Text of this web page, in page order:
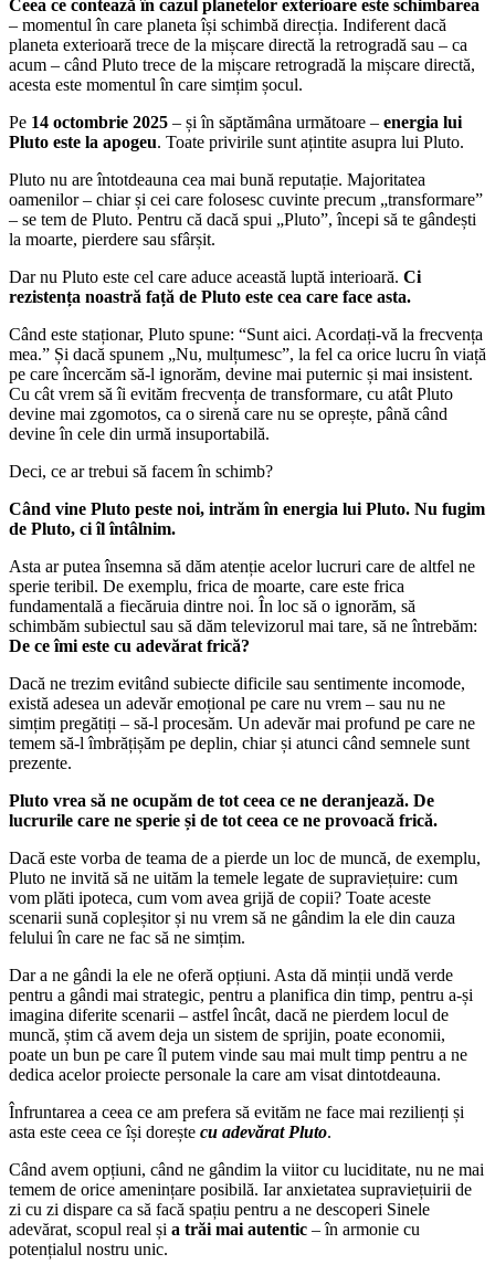
Ceea ce contează în cazul planetelor exterioare este schimbarea
– momentul în care planeta își schimbă direcția. Indiferent dacă
planeta exterioară trece de la mișcare directă la retrogradă sau – ca
acum – când Pluto trece de la mișcare retrogradă la mișcare directă,
acesta este momentul în care simțim șocul.
Pe 14 octombrie 2025 – și în săptămâna următoare – energia lui
Pluto este la apogeu. Toate privirile sunt ațintite asupra lui Pluto.
Pluto nu are întotdeauna cea mai bună reputație. Majoritatea
oamenilor – chiar și cei care folosesc cuvinte precum „transformare”
– se tem de Pluto. Pentru că dacă spui „Pluto”, începi să te gândești
la moarte, pierdere sau sfârșit.
Dar nu Pluto este cel care aduce această luptă interioară. Ci
rezistența noastră față de Pluto este cea care face asta.
Când este staționar, Pluto spune: “Sunt aici. Acordați-vă la frecvența
mea.” Și dacă spunem „Nu, mulțumesc”, la fel ca orice lucru în viață
pe care încercăm să-l ignorăm, devine mai puternic și mai insistent.
Cu cât vrem să îi evităm frecvența de transformare, cu atât Pluto
devine mai zgomotos, ca o sirenă care nu se oprește, până când
devine în cele din urmă insuportabilă.
Deci, ce ar trebui să facem în schimb?
Când vine Pluto peste noi, intrăm în energia lui Pluto. Nu fugim
de Pluto, ci îl întâlnim.
Asta ar putea însemna să dăm atenție acelor lucruri care de altfel ne
sperie teribil. De exemplu, frica de moarte, care este frica
fundamentală a fiecăruia dintre noi. În loc să o ignorăm, să
schimbăm subiectul sau să dăm televizorul mai tare, să ne întrebăm:
De ce îmi este cu adevărat frică?
Dacă ne trezim evitând subiecte dificile sau sentimente incomode,
există adesea un adevăr emoțional pe care nu vrem – sau nu ne
simțim pregătiți – să-l procesăm. Un adevăr mai profund pe care ne
temem să-l îmbrățișăm pe deplin, chiar și atunci când semnele sunt
prezente.
Pluto vrea să ne ocupăm de tot ceea ce ne deranjează. De
lucrurile care ne sperie și de tot ceea ce ne provoacă frică.
Dacă este vorba de teama de a pierde un loc de muncă, de exemplu,
Pluto ne invită să ne uităm la temele legate de supraviețuire: cum
vom plăti ipoteca, cum vom avea grijă de copii? Toate aceste
scenarii sună copleșitor și nu vrem să ne gândim la ele din cauza
felului în care ne fac să ne simțim.
Dar a ne gândi la ele ne oferă opțiuni. Asta dă minții undă verde
pentru a gândi mai strategic, pentru a planifica din timp, pentru a-și
imagina diferite scenarii – astfel încât, dacă ne pierdem locul de
muncă, știm că avem deja un sistem de sprijin, poate economii,
poate un bun pe care îl putem vinde sau mai mult timp pentru a ne
dedica acelor proiecte personale la care am visat dintotdeauna.
Înfruntarea a ceea ce am prefera să evităm ne face mai rezilienți și
asta este ceea ce își dorește cu adevărat Pluto.
Când avem opțiuni, când ne gândim la viitor cu luciditate, nu ne mai
temem de orice amenințare posibilă. Iar anxietatea supraviețuirii de
zi cu zi dispare ca să facă spațiu pentru a ne descoperi Sinele
adevărat, scopul real și a trăi mai autentic – în armonie cu
potențialul nostru unic.